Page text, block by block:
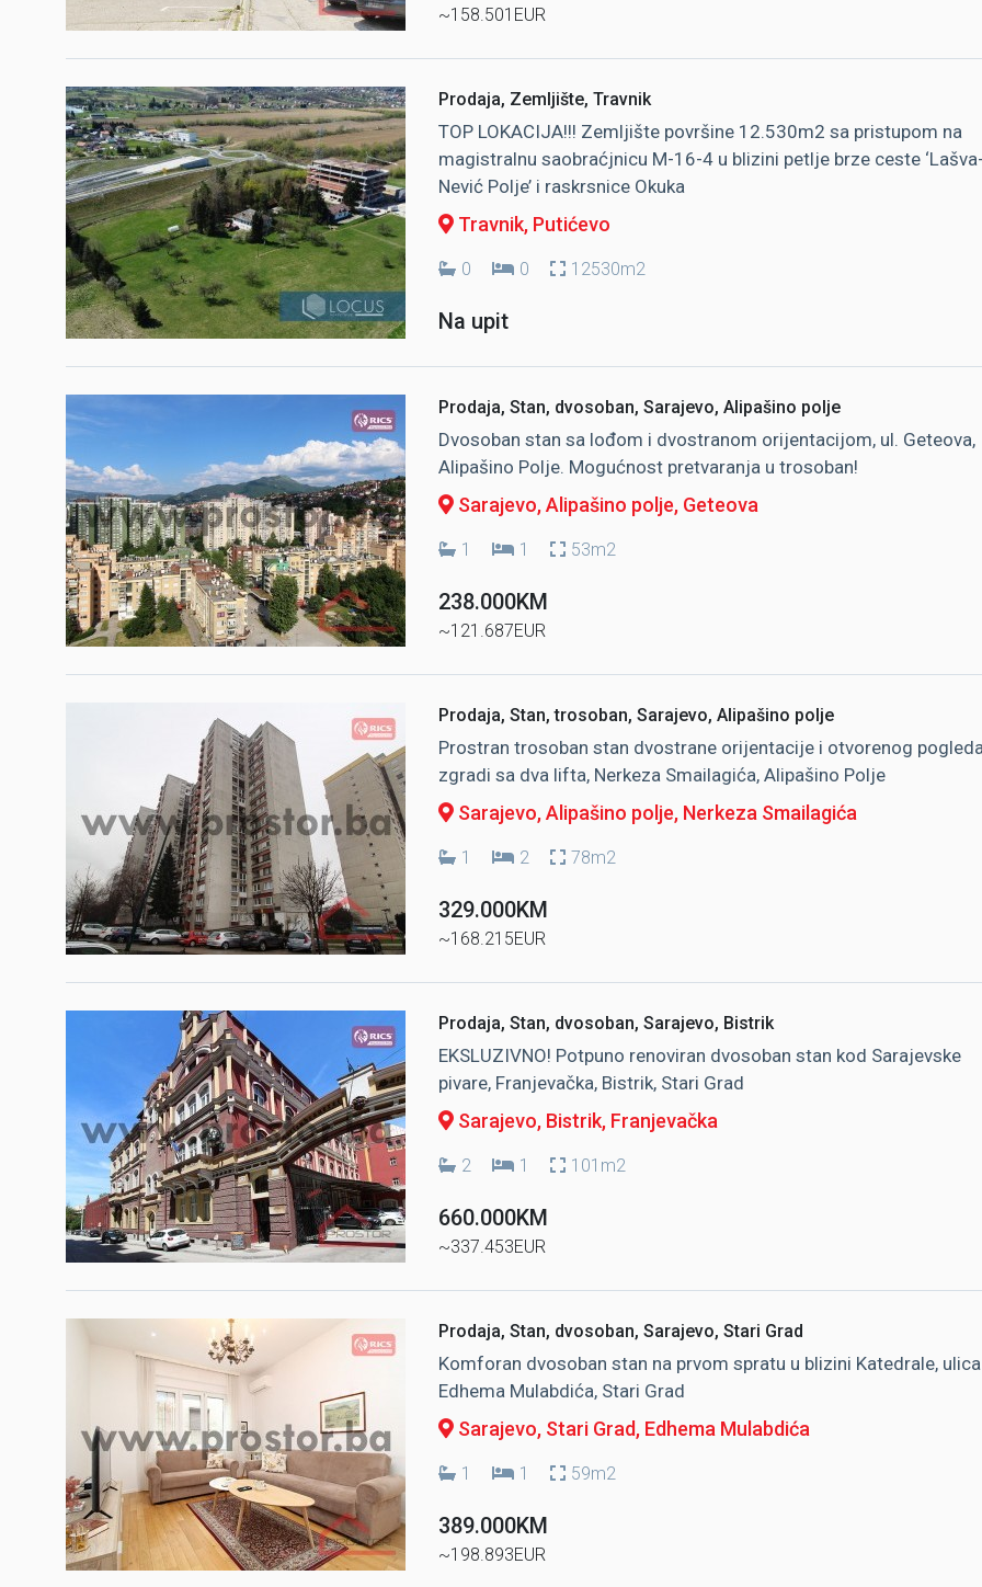
~158.501EUR
Prodaja, Zemljište, Travnik
TOP LOKACIJA!!! Zemljište površine 12.530m2 sa pristupom na
magistralnu saobraćjnicu M-16-4 u blizini petlje brze ceste
Nević Polje’ i raskrsnice Okuka
Travnik, Putićevo
0 0 12530m2
Na upit
Prodaja, Stan, dvosoban, Sarajevo, Alipašino polje
Dvosoban stan sa lođom i dvostranom orijentacijom, ul. Geteova,
Alipašino Polje. Mogućnost pretvaranja u trosoban!
Sarajevo, Alipašino polje, Geteova
1 1 53m2
238.000KM
~121.687EUR
Prodaja, Stan, trosoban, Sarajevo, Alipašino polje
Prostran trosoban stan dvostrane orijentacije i otvorenog
zgradi sa dva lifta, Nerkeza Smailagića, Alipašino Polje
Sarajevo, Alipašino polje, Nerkeza Smailagića
1 2 78m2
329.000KM
~168.215EUR
Prodaja, Stan, dvosoban, Sarajevo, Bistrik
EKSLUZIVNO! Potpuno renoviran dvosoban stan kod Sarajevske
pivare, Franjevačka, Bistrik, Stari Grad
Sarajevo, Bistrik, Franjevačka
2 1 101m2
660.000KM
~337.453EUR
Prodaja, Stan, dvosoban, Sarajevo, Stari Grad
Komforan dvosoban stan na prvom spratu u blizini Katedrale, ulica
Edhema Mulabdića, Stari Grad
Sarajevo, Stari Grad, Edhema Mulabdića
1 1 59m2
389.000KM
~198.893EUR